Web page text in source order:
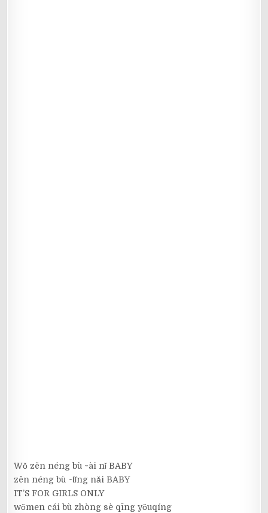
Wǒ zěn néng bù ~ài nǐ BABY
zěn néng bù ~tǐng nǎi BABY
IT’S FOR GIRLS ONLY
wǒmen cái bù zhòng sè qīng yǒuqíng